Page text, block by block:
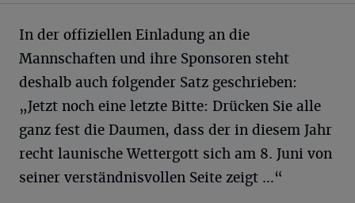
In der offiziellen Einladung an die
Mannschaften und ihre Sponsoren steht
deshalb auch folgender Satz geschrieben:
„Jetzt noch eine letzte Bitte: Drücken Sie alle
ganz fest die Daumen, dass der in diesem Jahr
recht launische Wettergott sich am 8. Juni von
seiner verständnisvollen Seite zeigt …“